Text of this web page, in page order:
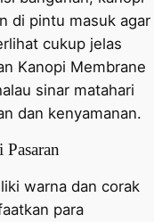
di pintu masuk agar
cukup jelas
Kanopi Membrane
sinar matahari
dan kenyamanan.
warna dan corak
para